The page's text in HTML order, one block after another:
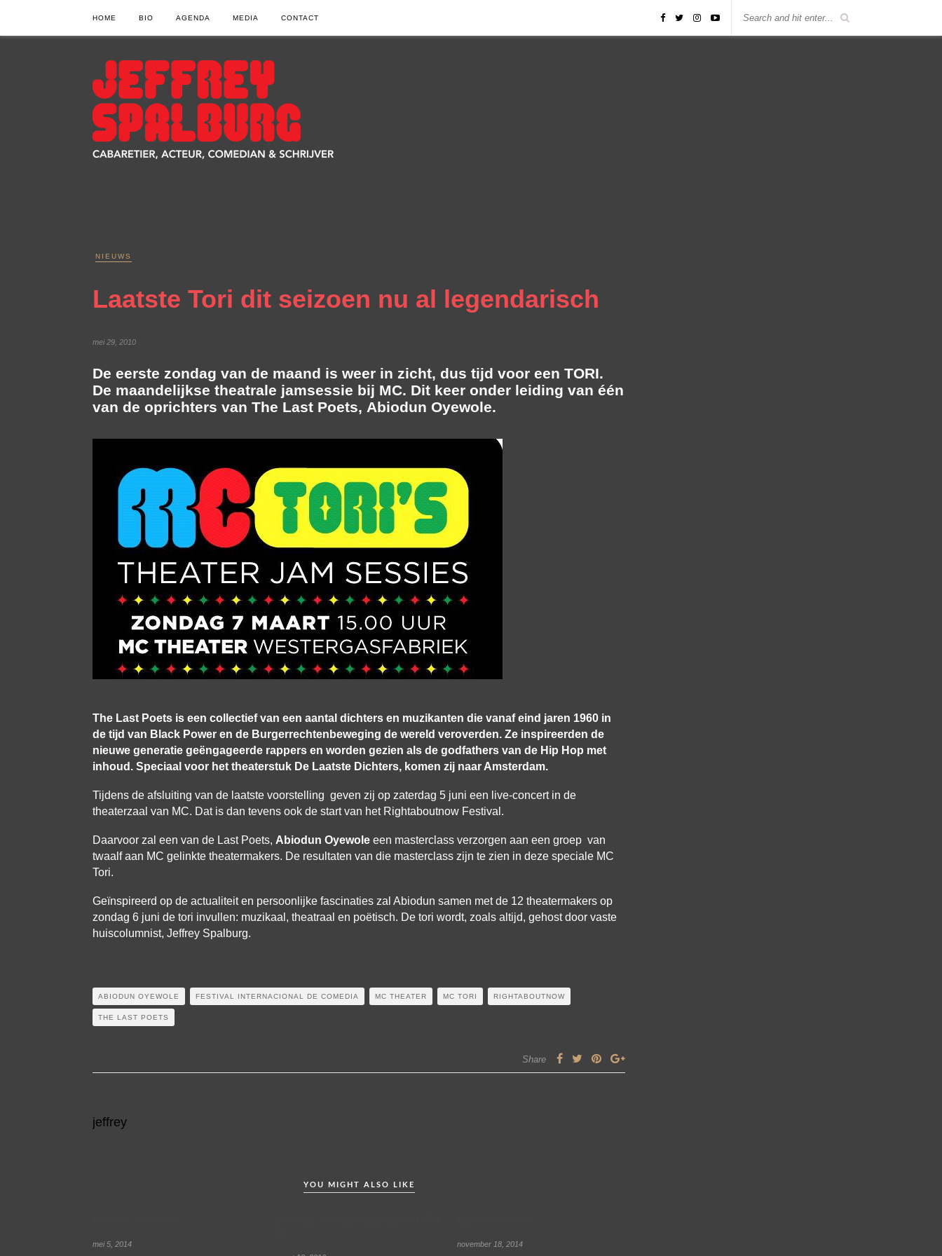
HOME BIO AGENDA MEDIA CONTACT
NIEUWS
Laatste Tori dit seizoen nu al legendarisch
mei 29, 2010
De eerste zondag van de maand is weer in zicht, dus tijd voor een TORI.
De maandelijkse theatrale jamsessie bij MC. Dit keer onder leiding van één
van de oprichters van The Last Poets, Abiodun Oyewole.
The Last Poets is een collectief van een aantal dichters en muzikanten die vanaf eind jaren 1960 in
de tijd van Black Power en de Burgerrechtenbeweging de wereld veroverden. Ze inspireerden de
nieuwe generatie geëngageerde rappers en worden gezien als de godfathers van de Hip Hop met
inhoud. Speciaal voor het theaterstuk De Laatste Dichters, komen zij naar Amsterdam.
Tijdens de afsluiting van de laatste voorstelling geven zij op zaterdag 5 juni een live-concert in de
theaterzaal van MC. Dat is dan tevens ook de start van het Rightaboutnow Festival.
Daarvoor zal een van de Last Poets, Abiodun Oyewole een masterclass verzorgen aan een groep van
twaalf aan MC gelinkte theatermakers. De resultaten van die masterclass zijn te zien in deze speciale MC
Tori.
Geïnspireerd op de actualiteit en persoonlijke fascinaties zal Abiodun samen met de 12 theatermakers op
zondag 6 juni de tori invullen: muzikaal, theatraal en poëtisch. De tori wordt, zoals altijd, gehost door vaste
huiscolumnist, Jeffrey Spalburg.
ABIODUN OYEWOLE FESTIVAL INTERNACIONAL DE COMEDIA MC THEATER MC TORI RIGHTABOUTNOW
THE LAST POETS
Share
jeffrey
YOU MIGHT ALSO LIKE
mei 5, 2014 november 18, 2014